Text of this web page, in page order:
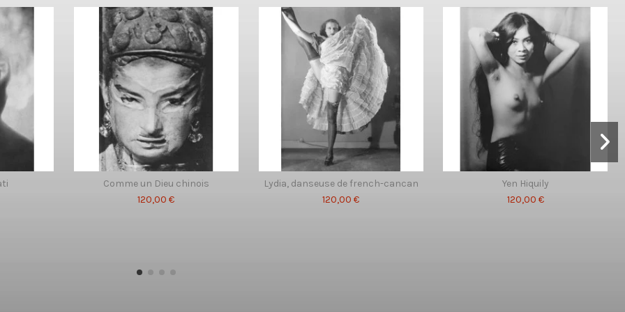
Comme un Dieu chinois
120,00 €
Lydia, danseuse de french-cancan
120,00 €
Yen Hiquily
120,00 €